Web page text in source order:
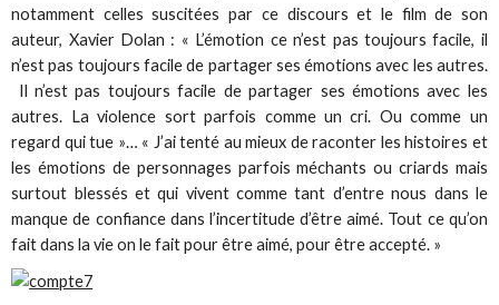
notamment celles suscitées par ce discours et le film de son
auteur, Xavier Dolan : « L’émotion ce n’est pas toujours facile, il
n’est pas toujours facile de partager ses émotions avec les autres.
Il n’est pas toujours facile de partager ses émotions avec les
autres. La violence sort parfois comme un cri. Ou comme un
regard qui tue »… « J’ai tenté au mieux de raconter les histoires et
les émotions de personnages parfois méchants ou criards mais
surtout blessés et qui vivent comme tant d’entre nous dans le
manque de confiance dans l’incertitude d’être aimé. Tout ce qu’on
fait dans la vie on le fait pour être aimé, pour être accepté. »